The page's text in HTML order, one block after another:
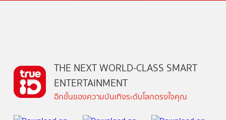
THE NEXT WORLD-CLASS SMART
ENTERTAINMENT
อีกขั้นของความบันเทิงระดับโลกตรงใจคุณ